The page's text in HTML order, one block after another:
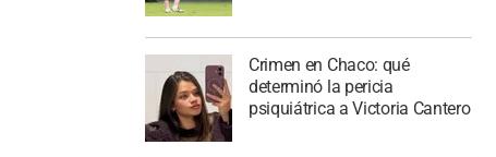
Crimen en Chaco: qué
determinó la pericia
psiquiátrica a Victoria Cantero